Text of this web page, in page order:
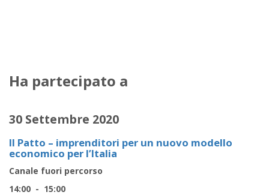
Ha partecipato a
30 Settembre 2020
Il Patto – imprenditori per un nuovo modello
economico per l’Italia
Canale fuori percorso
14:00 - 15:00